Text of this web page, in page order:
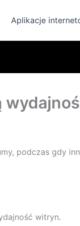
Aplikacje
podczas gdy
witryn.